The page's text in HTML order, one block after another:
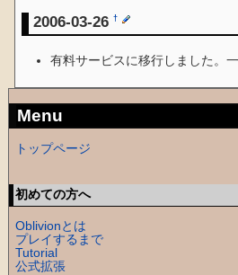
2006-03-26†
有料サービスに移行しました。
Menu
トップページ
初めての方へ
Oblivionとは
プレイするまで
Tutorial
公式拡張